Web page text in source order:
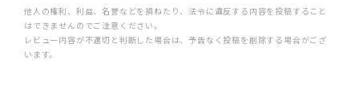
他人の権利、利益、名誉などを損ねたり、法令に違反する内容を投稿すること
はできませんのでご注意ください。
レビュー内容が不適切と判断した場合は、予告なく投稿を削除する場合がござ
います。